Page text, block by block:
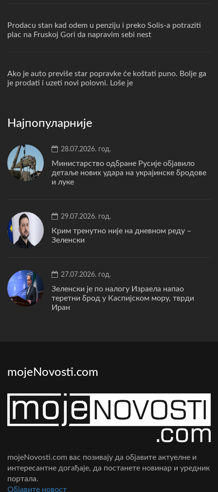
Prodacu stan kad odem u penziju i preko Solis-a potraziti
plac na Fruskoj Gori da napravim sebi nest
Ako je auto previše star popravke će koštati puno. Bolje ga
je prodati i uzeti novi polovni. Loše je
Најпопуларније
28.07.2026. год.
Министарство одбране Русије објавило
детаље нових удара на украјинске бродове
и луке
29.07.2026. год.
Крим тренутно није на дневном реду –
Зеленски
27.07.2026. год.
Зеленски је по налогу Израела напао
теретни брод у Каспијском мору, тврди
Иран
mojeNovosti.com
mojeNovosti.com вас позивају да објавите актуелне и
интересантне догађаје, да постанете новинар и уредник
портала.
Oбјавите новост